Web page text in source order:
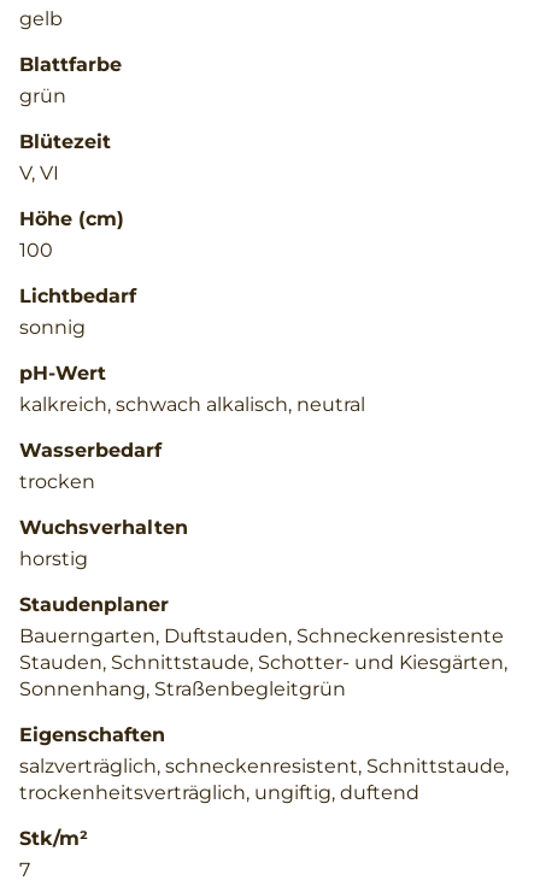
gelb
Blattfarbe
grün
Blütezeit
V, VI
Höhe (cm)
100
Lichtbedarf
sonnig
pH-Wert
kalkreich, schwach alkalisch, neutral
Wasserbedarf
trocken
Wuchsverhalten
horstig
Staudenplaner
Bauerngarten, Duftstauden, Schneckenresistente
Stauden, Schnittstaude, Schotter- und Kiesgärten,
Sonnenhang, Straßenbegleitgrün
Eigenschaften
salzverträglich, schneckenresistent, Schnittstaude,
trockenheitsverträglich, ungiftig, duftend
Stk/m²
7